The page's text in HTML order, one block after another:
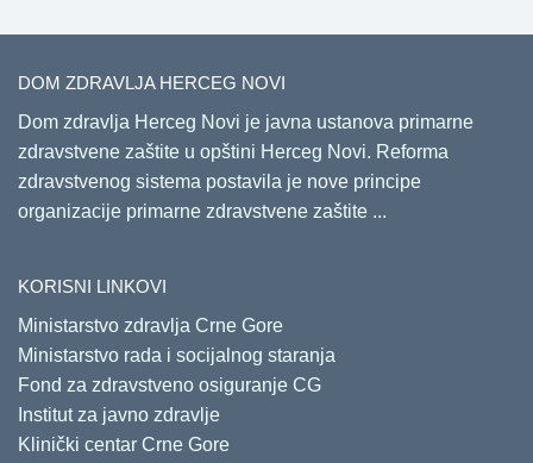
DOM ZDRAVLJA HERCEG NOVI
Dom zdravlja Herceg Novi je javna ustanova primarne
zdravstvene zaštite u opštini Herceg Novi. Reforma
zdravstvenog sistema postavila je nove principe
organizacije primarne zdravstvene zaštite ...
KORISNI LINKOVI
Ministarstvo zdravlja Crne Gore
Ministarstvo rada i socijalnog staranja
Fond za zdravstveno osiguranje CG
Institut za javno zdravlje
Klinički centar Crne Gore